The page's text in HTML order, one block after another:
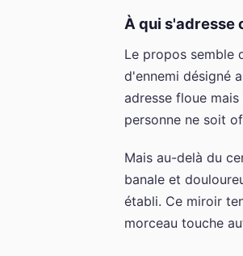
À qui s'adresse
Le propos semble
d'ennemi désigné
adresse floue
personne ne soit
Mais au-delà du
banale et
établi. Ce miroir
morceau touche